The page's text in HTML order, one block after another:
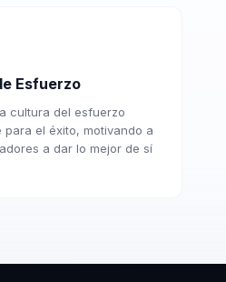
Esfuerzo
cultura del esfuerzo
para el éxito, motivando a
a dar lo mejor de sí